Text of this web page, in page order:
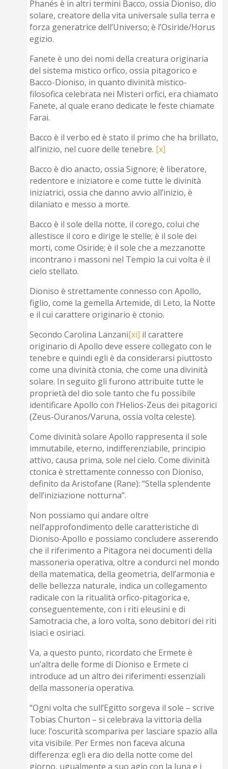
Phanés è in altri termini Bacco, ossia Dioniso, dio
solare, creatore della vita universale sulla terra e
forza generatrice dell’Universo; è l’Osiride/Horus
egizio.
Fanete è uno dei nomi della creatura originaria
del sistema mistico orfico, ossia pitagorico e
Bacco-Dioniso, in quanto divinità mistico-
filosofica celebrata nei Misteri orfici, era chiamato
Fanete, al quale erano dedicate le feste chiamate
Farai.
Bacco è il verbo ed è stato il primo che ha brillato,
all’inizio, nel cuore delle tenebre. [x]
Bacco è dio anacto, ossia Signore; è liberatore,
redentore e iniziatore e come tutte le divinità
iniziatrici, ossia che danno avvio all’inizio, è
dilaniato e messo a morte.
Bacco è il sole della notte, il corego, colui che
allestisce il coro e dirige le stelle; è il sole dei
morti, come Osiride; è il sole che a mezzanotte
incontrano i massoni nel Tempio la cui volta è il
cielo stellato.
Dioniso è strettamente connesso con Apollo,
figlio, come la gemella Artemide, di Leto, la Notte
e il cui carattere originario è ctonio.
Secondo Carolina Lanzani[xi] il carattere
originario di Apollo deve essere collegato con le
tenebre e quindi egli è da considerarsi piuttosto
come una divinità ctonia, che come una divinità
solare. In seguito gli furono attribuite tutte le
proprietà del dio sole tanto che fu possibile
identificare Apollo con l’Helios-Zeus dei pitagorici
(Zeus-Ouranos/Varuna, ossia volta celeste).
Come divinità solare Apollo rappresenta il sole
immutabile, eterno, indifferenziabile, principio
attivo, causa prima, sole nel cielo. Come divinità
ctonica è strettamente connesso con Dioniso,
definito da Aristofane (Rane): “Stella splendente
dell’iniziazione notturna”.
Non possiamo qui andare oltre
nell’approfondimento delle caratteristiche di
Dioniso-Apollo e possiamo concludere asserendo
che il riferimento a Pitagora nei documenti della
massoneria operativa, oltre a condurci nel mondo
della matematica, della geometria, dell’armonia e
delle bellezza naturale, indica un collegamento
radicale con la ritualità orfico-pitagorica e,
conseguentemente, con i riti eleusini e di
Samotracia che, a loro volta, sono debitori dei riti
isiaci e osiriaci.
Va, a questo punto, ricordato che Ermete è
un’altra delle forme di Dioniso e Ermete ci
introduce ad un altro dei riferimenti essenziali
della massoneria operativa.
“Ogni volta che sull’Egitto sorgeva il sole – scrive
Tobias Churton – si celebrava la vittoria della
luce: l’oscurità scompariva per lasciare spazio alla
vita visibile. Per Ermes non faceva alcuna
differenza: egli era dio della notte come del
giorno, ugualmente a suo agio con la luna e i